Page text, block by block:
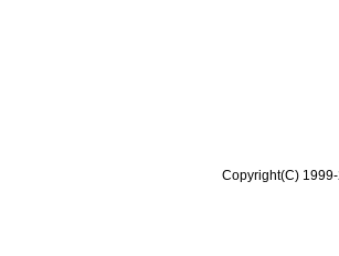
Copyright(C)